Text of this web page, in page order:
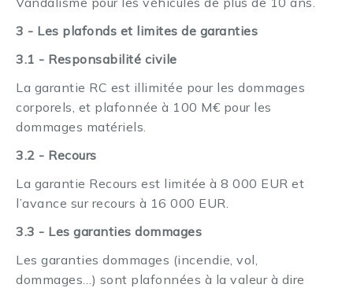
3 - Les plafonds et limites de garanties
3.1 - Responsabilité civile
La garantie RC est illimitée pour les dommages
corporels, et plafonnée à 100 M€ pour les
dommages matériels.
3.2 - Recours
La garantie Recours est limitée à 8 000 EUR et
l’avance sur recours à 16 000 EUR.
3.3 - Les garanties dommages
Les garanties dommages (incendie, vol,
dommages…) sont plafonnées à la valeur à dire